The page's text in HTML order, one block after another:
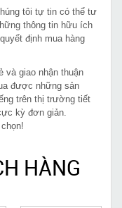
tôi tự tin có thể tư
thông tin hữu ích
định mua hàng
và giao nhận thuận
được những sản
trên thị trường tiết
kỳ đơn giản.
HÀNG